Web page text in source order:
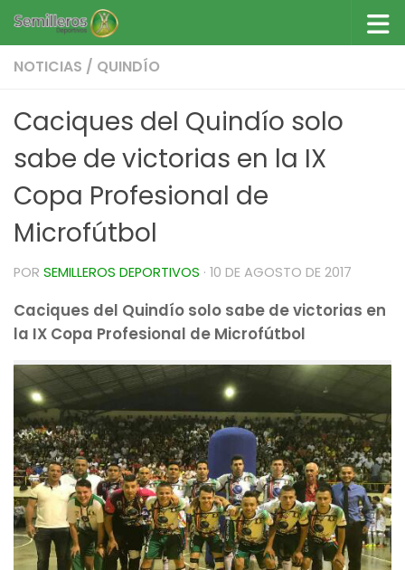
Saltar al contenido
NOTICIAS / QUINDÍO
Caciques del Quindío solo
sabe de victorias en la IX
Copa Profesional de
Microfútbol
POR SEMILLEROS DEPORTIVOS · 10 DE AGOSTO DE 2017
Caciques del Quindío solo sabe de victorias en
la IX Copa Profesional de Microfútbol